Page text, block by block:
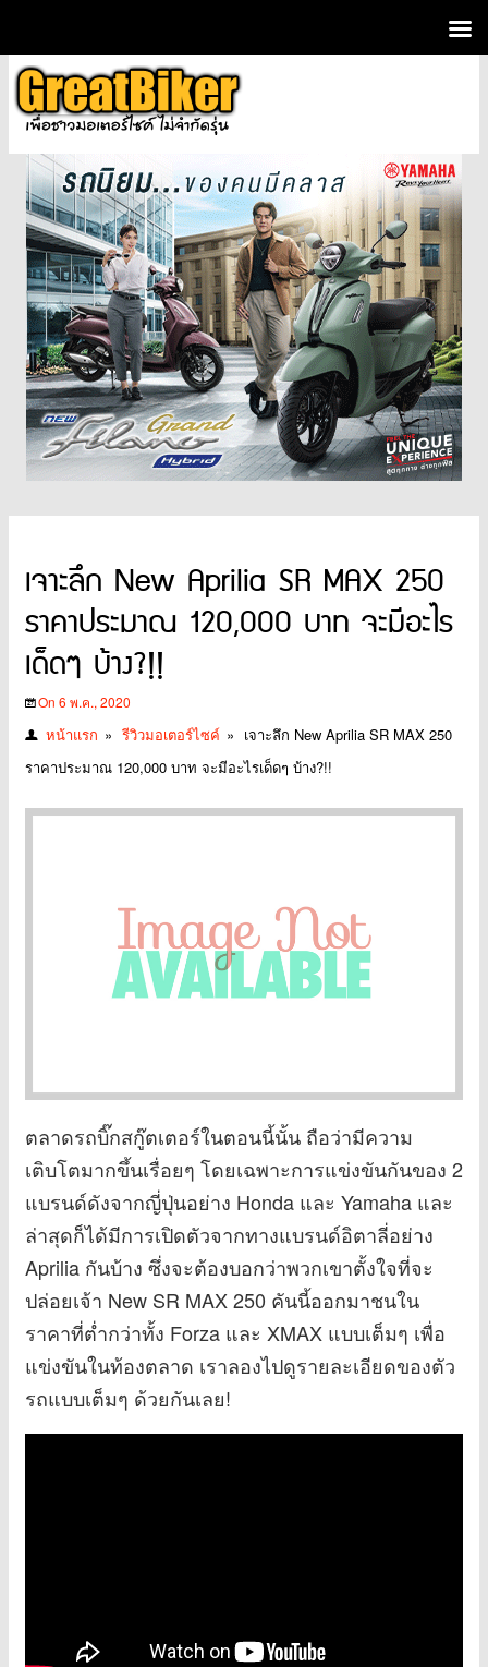
เจาะลึก New Aprilia SR MAX 250
ราคาประมาณ 120,000 บาท จะมีอะไร
เด็ดๆ บ้าง?!!
On 6 พ.ค., 2020
หน้าแรก » รีวิวมอเตอร์ไซค์ » เจาะลึก New Aprilia SR MAX 250
ราคาประมาณ 120,000 บาท จะมีอะไรเด็ดๆ บ้าง?!!
ตลาดรถบิ๊กสกู๊ตเตอร์ในตอนนี้นั้น ถือว่ามีความ
เติบโตมากขึ้นเรื่อยๆ โดยเฉพาะการแข่งขันกันของ 2
แบรนด์ดังจากญี่ปุ่นอย่าง Honda และ Yamaha และ
ล่าสุดก็ได้มีการเปิดตัวจากทางแบรนด์อิตาลี่อย่าง
Aprilia กันบ้าง ซึ่งจะต้องบอกว่าพวกเขาตั้งใจที่จะ
ปล่อยเจ้า New SR MAX 250 คันนี้ออกมาชนใน
ราคาที่ต่ำกว่าทั้ง Forza และ XMAX แบบเต็มๆ เพื่อ
แข่งขันในท้องตลาด เราลองไปดูรายละเอียดของตัว
รถแบบเต็มๆ ด้วยกันเลย!